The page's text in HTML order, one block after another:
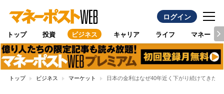
ログイン
トップ 投資 ビジネス キャリア ライフ マネー
トップ ビジネス マーケット 日本の金利はなぜ40年近く下がり続けてきた